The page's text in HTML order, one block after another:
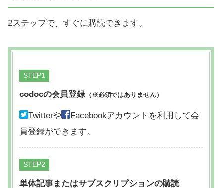
2ステップで、すぐに購読できます。
STEP
codocの会員登録（※必須ではありません）
Twitterや
Facebookアカウントを利用して会
員登録ができます。
STEP
単体記事またはサブスクリプションの購読